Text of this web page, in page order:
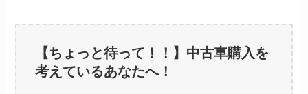
【ちょっと待って！！】中古車購入を
考えているあなたへ！